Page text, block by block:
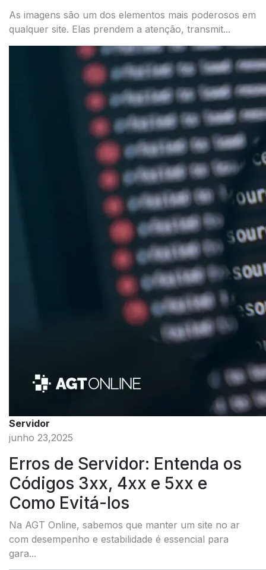
As imagens são um dos elementos mais poderosos em
qualquer site. Elas prendem a atenção, transmit...
Servidor
junho 23,2025
Erros de Servidor: Entenda os
Códigos 3xx, 4xx e 5xx e
Como Evitá-los
Na AGT Online, sabemos que manter um site no ar
com desempenho e estabilidade é essencial para
gara...